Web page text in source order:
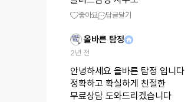
좋아요 답글달기
올바른 탐정
2년 전
안녕하세요 올바른 탐정 입니다
정확하고 확실하게 친절한
무료상담 도와드리겠습니다